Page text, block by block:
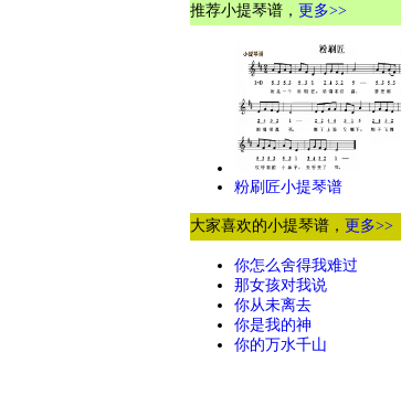
推荐小提琴谱， 更多>>
粉刷匠小提琴谱
大家喜欢的小提琴谱， 更多>>
你怎么舍得我难过
那女孩对我说
你从未离去
你是我的神
你的万水千山